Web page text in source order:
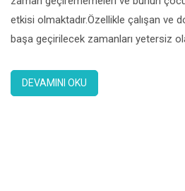
etkisi olmaktadır.Özellikle çalışan ve
başa geçirilecek zamanları yetersiz
zorunlulukları zaman zaman anne-
saatlerde gelmelerine ve bu nedenle
DEVAMINI OKU